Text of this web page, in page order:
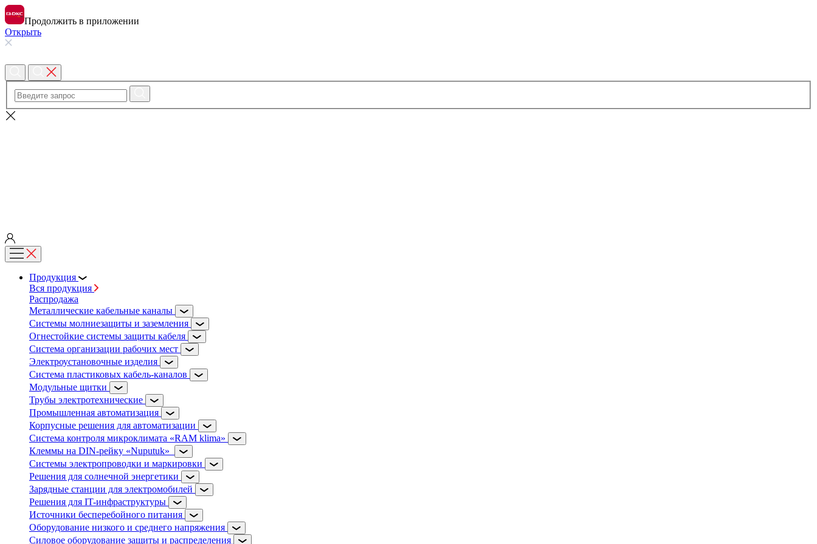
Продолжить в приложении
Открыть
Продукция
Вся продукция
Распродажа
Металлические кабельные каналы
Системы молниезащиты и заземления
Огнестойкие системы защиты кабеля
Система организации рабочих мест
Электроустановочные изделия
Система пластиковых кабель-каналов
Модульные щитки
Трубы электротехнические
Промышленная автоматизация
Корпусные решения для автоматизации
Система контроля микроклимата «RAM klima»
Клеммы на DIN-рейку «Nuputuk»
Системы электропроводки и маркировки
Решения для солнечной энергетики
Зарядные станции для электромобилей
Решения для IT-инфраструктуры
Источники бесперебойного питания
Оборудование низкого и среднего напряжения
Силовое оборудование защиты и распределения